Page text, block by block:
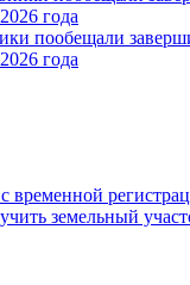
пообещали
года
земельный